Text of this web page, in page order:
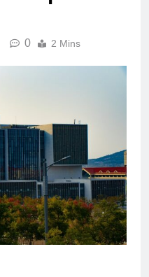
0 2 Mins